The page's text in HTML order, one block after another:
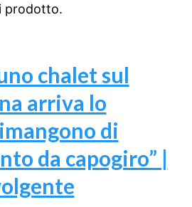
prodotto.
chalet sul
arriva lo
di
da capogiro” |